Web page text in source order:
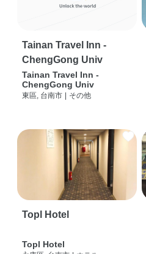
Tainan Travel Inn -
ChengGong Univ
Tainan Travel Inn -
ChengGong Univ
東區, 台南市 | その他
Topl Hotel
Topl Hotel